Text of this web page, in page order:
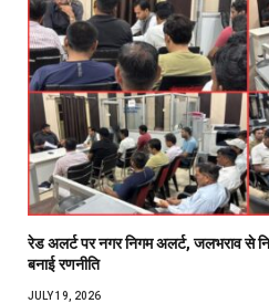
रेड अलर्ट पर नगर निगम अलर्ट, जलभराव से
बनाई रणनीति
JULY 19, 2026